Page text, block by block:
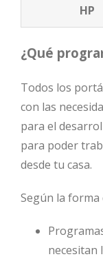
HP
¿Qué
Todos los
con las
para el
para poder
desde tu casa.
Según la forma
necesitan